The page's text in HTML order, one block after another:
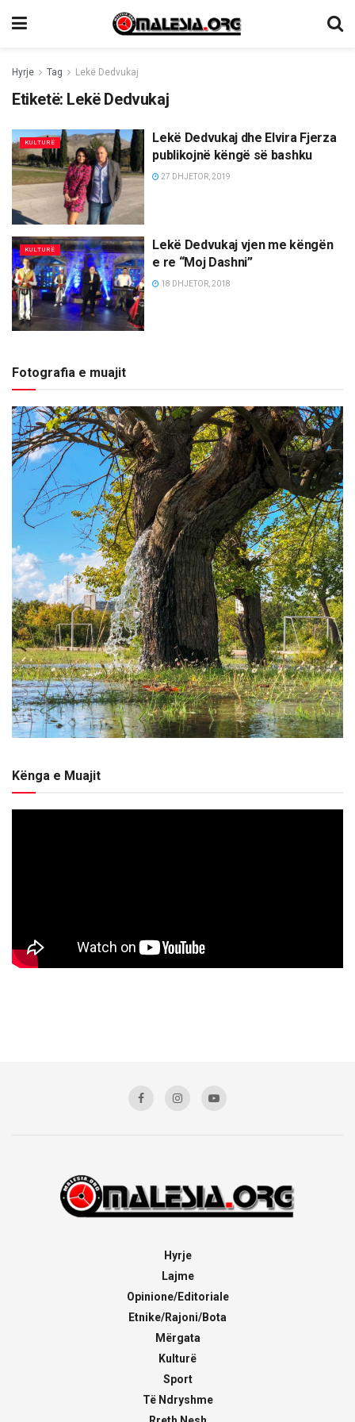
Hyrje Tag Lekë Dedvukaj
Etiketë: Lekë Dedvukaj
KULTURË
Lekë Dedvukaj dhe Elvira Fjerza
publikojnë këngë së bashku
27 DHJETOR, 2019
KULTURË
Lekë Dedvukaj vjen me këngën
e re “Moj Dashni”
18 DHJETOR, 2018
Fotografia e muajit
Kënga e Muajit
Hyrje
Lajme
Opinione/Editoriale
Etnike/Rajoni/Bota
Mërgata
Kulturë
Sport
Të Ndryshme